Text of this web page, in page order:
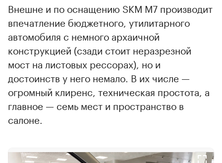
Внешне и по оснащению SKM M7 производит
впечатление бюджетного, утилитарного
автомобиля с немного архаичной
конструкцией (сзади стоит неразрезной
мост на листовых рессорах), но и
достоинств у него немало. В их числе —
огромный клиренс, техническая простота, а
главное — семь мест и пространство в
салоне.